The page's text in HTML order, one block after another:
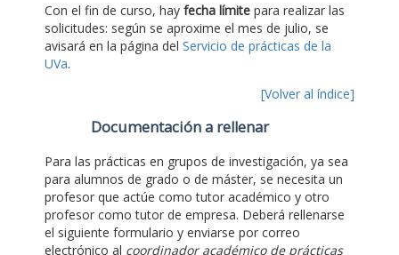
Con el fin de curso, hay fecha límite para realizar las
solicitudes: según se aproxime el mes de julio, se
avisará en la página del Servicio de prácticas de la
UVa.
[Volver al índice]
Documentación a rellenar
Para las prácticas en grupos de investigación, ya sea
para alumnos de grado o de máster, se necesita un
profesor que actúe como tutor académico y otro
profesor como tutor de empresa. Deberá rellenarse
el siguiente formulario y enviarse por correo
electrónico al coordinador académico de prácticas